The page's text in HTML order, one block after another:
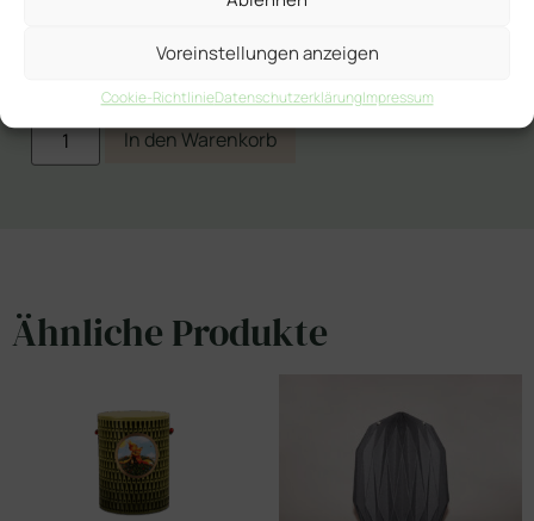
Voreinstellungen anzeigen
Cookie-RichtlinieDatenschutzerklärungImpressum
Urnfold RAUM Kinder
In den Warenkorb
Ähnliche Produkte